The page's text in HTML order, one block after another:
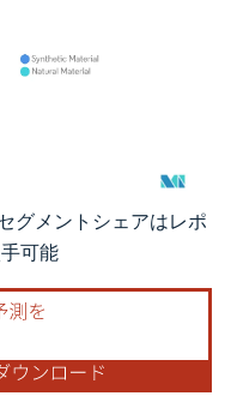
4.0の表示が必要です。
グメントシェアはレポ
可能